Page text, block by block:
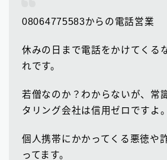
08064775583からの電話営業
休みの日まで電話をかけてくる
れです。
若僧なのか？わからないが、常
タリング会社は信用ゼロですよ。
個人携帯にかかってくる悪徳や
ってます。